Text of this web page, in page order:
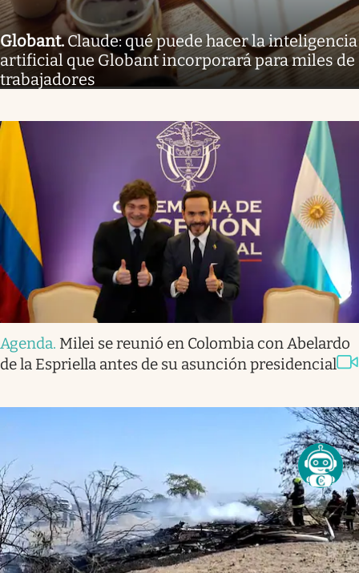
Globant.Claude: qué puede hacer la inteligencia
artificial que Globant incorporará para miles de
trabajadores
Agenda. Milei se reunió en Colombia con Abelardo
de la Espriella antes de su asunción presidencial